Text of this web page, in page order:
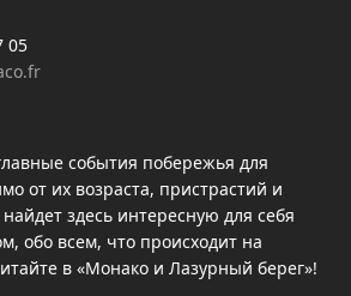
05
события побережья для
от их возраста, пристрастий и
здесь интересную для себя
обо всем, что происходит на
в «Монако и Лазурный берег»!